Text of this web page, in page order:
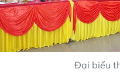
Đại biểu